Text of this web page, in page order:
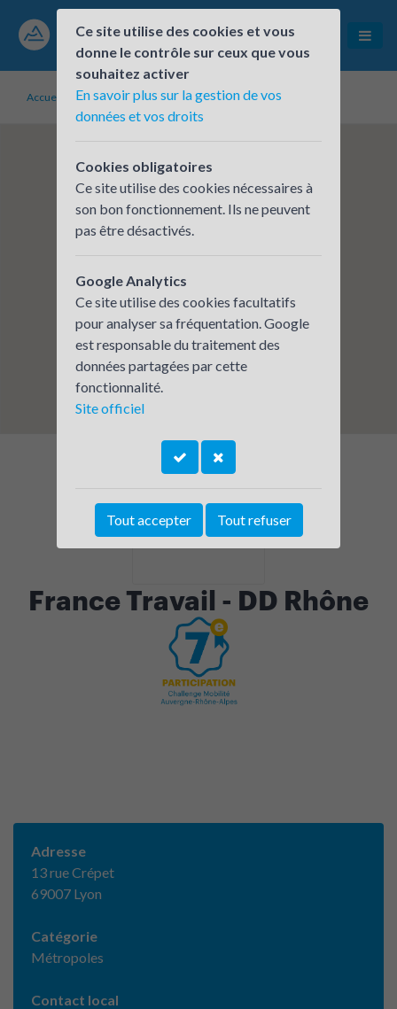
Accueil Établissements inscrits France Travail - DD Rhône
France Travail - DD Rhône
Adresse
13 rue Crépet
69007 Lyon
Catégorie
Métropoles
Contact local
Ce site utilise des cookies et vous
donne le contrôle sur ceux que vous
souhaitez activer
En savoir plus sur la gestion de vos
données et vos droits
Cookies obligatoires
Ce site utilise des cookies nécessaires à
son bon fonctionnement. Ils ne peuvent
pas être désactivés.
Google Analytics
Ce site utilise des cookies facultatifs
pour analyser sa fréquentation. Google
est responsable du traitement des
données partagées par cette
fonctionnalité.
Site officiel
Tout accepter Tout refuser